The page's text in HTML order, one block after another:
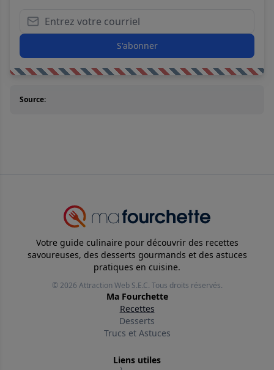
S'abonner
Source:
Votre guide culinaire pour découvrir des recettes
savoureuses, des desserts gourmands et des astuces
pratiques en cuisine.
© 2026 Attraction Web S.E.C. Tous droits réservés.
Ma Fourchette
Recettes
Desserts
Trucs et Astuces
Liens utiles